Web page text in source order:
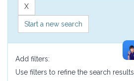
Start a new search
Add filters:
Use filters to refine the search results.